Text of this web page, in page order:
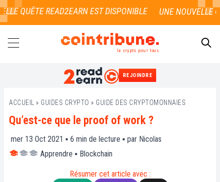
QUÊTE READ2EARN EST DISPONIBLE
la crypto pour tous
REJOINDRE
ACCUEIL » GUIDES CRYPTO » GUIDE DES CRYPTOMONNAIES
Qu’est-ce que le proof of work ?
mer 13 Oct 2021 ▪ 6 min de lecture ▪ par Nicolas
Apprendre ▪ Blockchain
Résumer cet article avec :